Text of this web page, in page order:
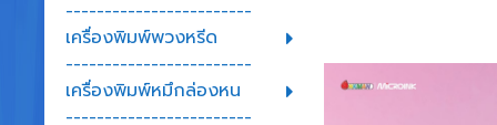
------------------------
เครื่องพิมพ์พวงหรีด
------------------------
เครื่องพิมพ์หมึกล่องหน
------------------------